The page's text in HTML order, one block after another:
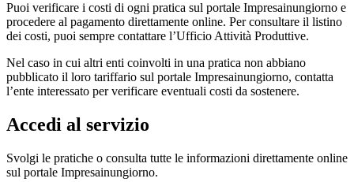
Puoi verificare i costi di ogni pratica sul portale Impresainungiorno e
procedere al pagamento direttamente online. Per consultare il listino
dei costi, puoi sempre contattare l’Ufficio Attività Produttive.
Nel caso in cui altri enti coinvolti in una pratica non abbiano
pubblicato il loro tariffario sul portale Impresainungiorno, contatta
l’ente interessato per verificare eventuali costi da sostenere.
Accedi al servizio
Svolgi le pratiche o consulta tutte le informazioni direttamente online
sul portale Impresainungiorno.